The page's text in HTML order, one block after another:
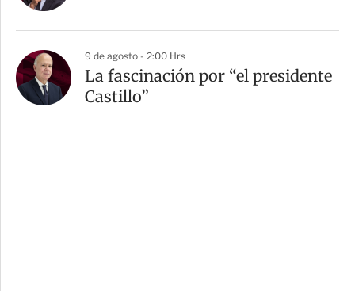
9 de agosto - 2:00 Hrs
La fascinación por “el presidente
Castillo”